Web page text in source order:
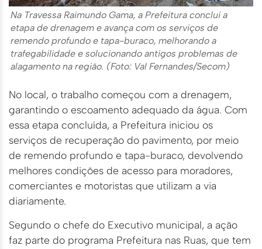
Na Travessa Raimundo Gama, a Prefeitura conclui a
etapa de drenagem e avança com os serviços de
remendo profundo e tapa-buraco, melhorando a
trafegabilidade e solucionando antigos problemas de
alagamento na região. (Foto: Val Fernandes/Secom)
No local, o trabalho começou com a drenagem,
garantindo o escoamento adequado da água. Com
essa etapa concluída, a Prefeitura iniciou os
serviços de recuperação do pavimento, por meio
de remendo profundo e tapa-buraco, devolvendo
melhores condições de acesso para moradores,
comerciantes e motoristas que utilizam a via
diariamente.
Segundo o chefe do Executivo municipal, a ação
faz parte do programa Prefeitura nas Ruas, que tem